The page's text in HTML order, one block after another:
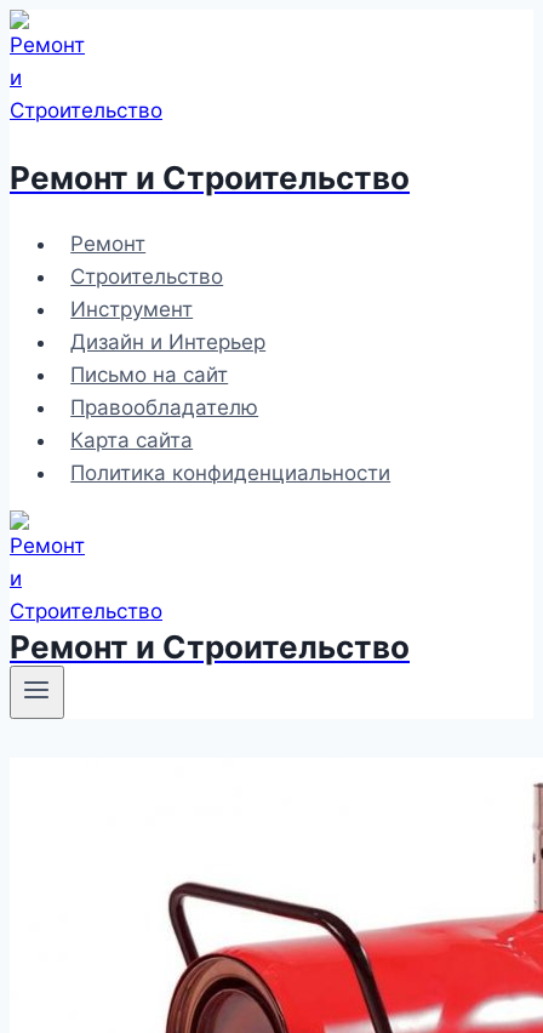
Перейти
к
содержимому
Ремонт и Строительство
Ремонт
Строительство
Инструмент
Дизайн и Интерьер
Письмо на сайт
Правообладателю
Карта сайта
Политика конфиденциальности
Ремонт и Строительство